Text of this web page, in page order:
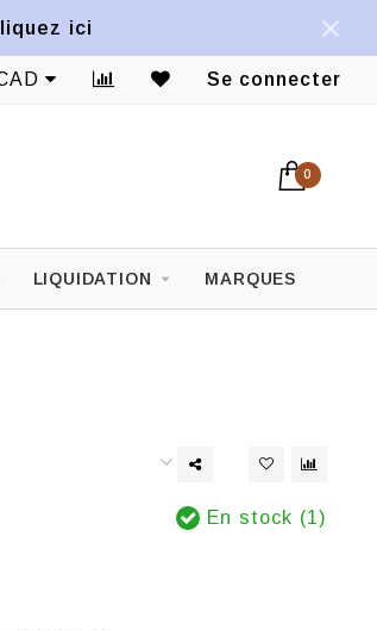
ici
Se connecter
0
LIQUIDATION MARQUES
En stock (1)